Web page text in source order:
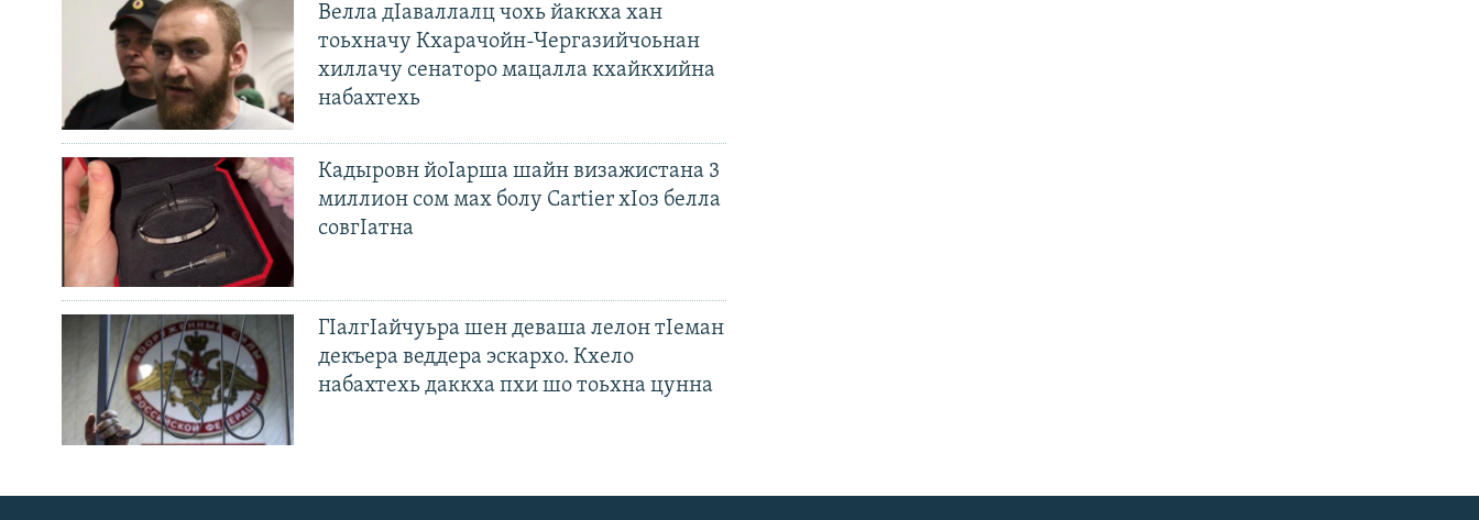
Велла дIаваллалц чохь йаккха хан
тоьхначу Кхарачойн-Чергазийчоьнан
хиллачу сенаторо мацалла кхайкхийна
набахтехь
Кадыровн йоIарша шайн визажистана 3
миллион сом мах болу Cartier хIоз белла
совгIатна
ГIалгIайчуьра шен деваша лелон тIеман
декъера веддера эскархо. Кхело
набахтехь даккха пхи шо тоьхна цунна